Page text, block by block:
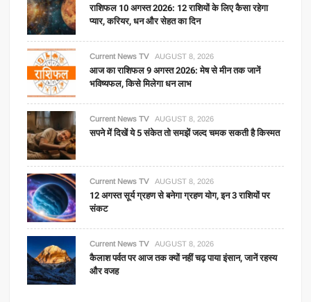
राशिफल 10 अगस्त 2026: 12 राशियों के लिए कैसा रहेगा
प्यार, करियर, धन और सेहत का दिन
Current News TV AUGUST 8, 2026
आज का राशिफल 9 अगस्त 2026: मेष से मीन तक जानें
भविष्यफल, किसे मिलेगा धन लाभ
Current News TV AUGUST 8, 2026
सपने में दिखें ये 5 संकेत तो समझें जल्द चमक सकती है किस्मत
Current News TV AUGUST 8, 2026
12 अगस्त सूर्य ग्रहण से बनेगा ग्रहण योग, इन 3 राशियों पर
संकट
Current News TV AUGUST 8, 2026
कैलाश पर्वत पर आज तक क्यों नहीं चढ़ पाया इंसान, जानें रहस्य
और वजह